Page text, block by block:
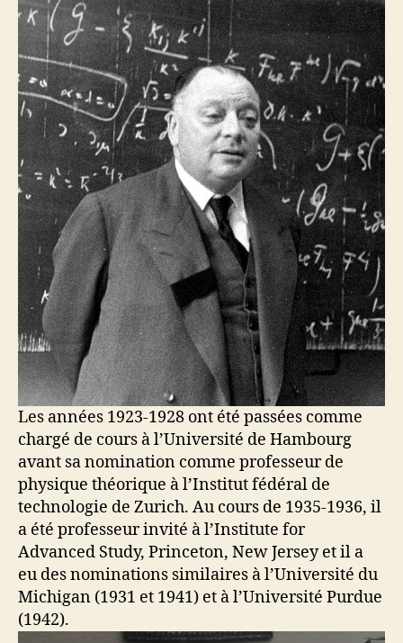
Les années 1923-1928 ont été passées comme
chargé de cours à l’Université de Hambourg
avant sa nomination comme professeur de
physique théorique à l’Institut fédéral de
technologie de Zurich. Au cours de 1935-1936, il
a été professeur invité à l’Institute for
Advanced Study, Princeton, New Jersey et il a
eu des nominations similaires à l’Université du
Michigan (1931 et 1941) et à l’Université Purdue
(1942).